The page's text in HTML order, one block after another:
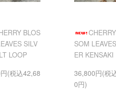
BLOS
SILV
LOOP
(税込42,68
SOM
ER KENSAKI
36,800円(税
0円)